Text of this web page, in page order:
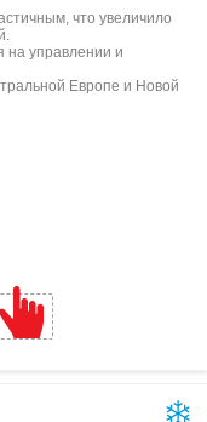
что увеличило
на управлении и
Европе и Новой